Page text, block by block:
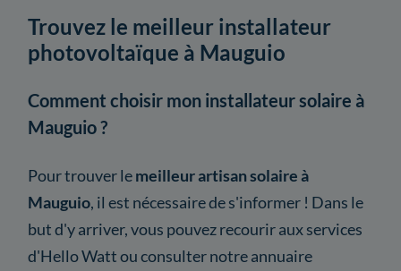
Trouvez le meilleur installateur
photovoltaïque à Mauguio
Comment choisir mon installateur solaire à
Mauguio ?
Pour trouver lemeilleur artisan solaire à
Mauguio, il est nécessaire de s'informer ! Dans le
but d'y arriver, vous pouvez recourir aux services
d'Hello Watt ou consulter notre annuaire